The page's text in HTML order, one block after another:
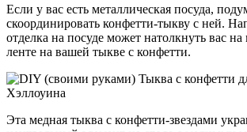
Если у вас есть металлическая посуда,
скоординировать конфетти-тыкву с ней.
отделка на посуде может натолкнуть вас
ленте на вашей тыкве с конфетти.
Эта медная тыква с конфетти-звездами